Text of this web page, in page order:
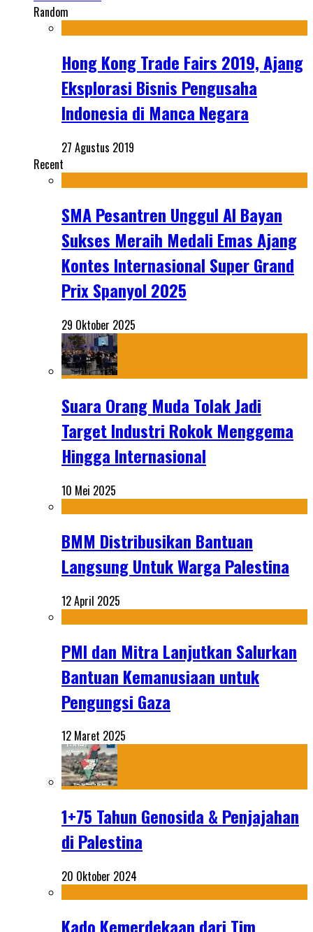
Random
Hong Kong Trade Fairs 2019, Ajang
Eksplorasi Bisnis Pengusaha
Indonesia di Manca Negara
27 Agustus 2019
Recent
SMA Pesantren Unggul Al Bayan
Sukses Meraih Medali Emas Ajang
Kontes Internasional Super Grand
Prix Spanyol 2025
29 Oktober 2025
Suara Orang Muda Tolak Jadi
Target Industri Rokok Menggema
Hingga Internasional
10 Mei 2025
BMM Distribusikan Bantuan
Langsung Untuk Warga Palestina
12 April 2025
PMI dan Mitra Lanjutkan Salurkan
Bantuan Kemanusiaan untuk
Pengungsi Gaza
12 Maret 2025
1+75 Tahun Genosida & Penjajahan
di Palestina
20 Oktober 2024
Kado Kemerdekaan dari Tim